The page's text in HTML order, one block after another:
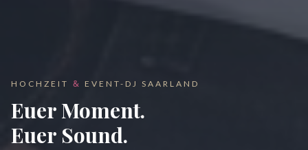
HOCHZEIT & EVENT-DJ SAARLAND
Euer Moment.
Euer Sound.